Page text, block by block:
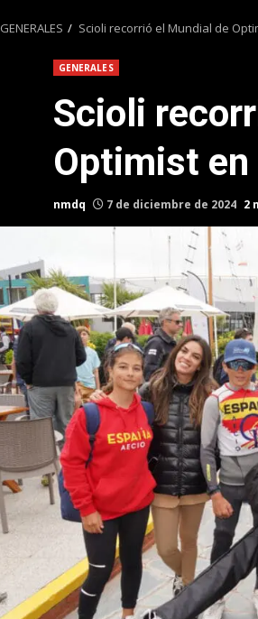
GENERALES Scioli recorrió el Mundial de
GENERALES
Scioli
Optimist
nmdq 7 de diciembre de 2024 2